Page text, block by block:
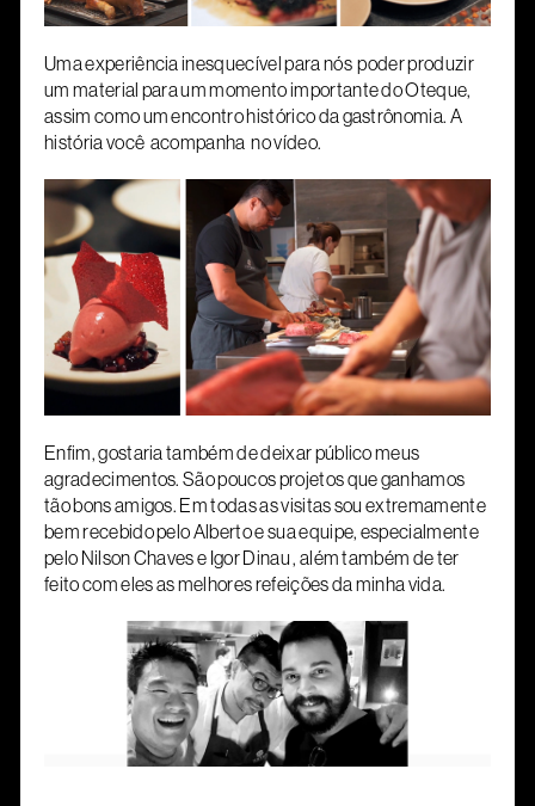
Uma experiência inesquecível para nós poder produzir
um material para um momento importante do Oteque,
assim como um encontro histórico da gastrônomia. A
história você acompanha no vídeo.
Enfim, gostaria também de deixar público meus
agradecimentos. São poucos projetos que ganhamos
tão bons amigos. Em todas as visitas sou extremamente
bem recebido pelo Alberto e sua equipe, especialmente
pelo Nilson Chaves e Igor Dinau , além também de ter
feito com eles as melhores refeições da minha vida.